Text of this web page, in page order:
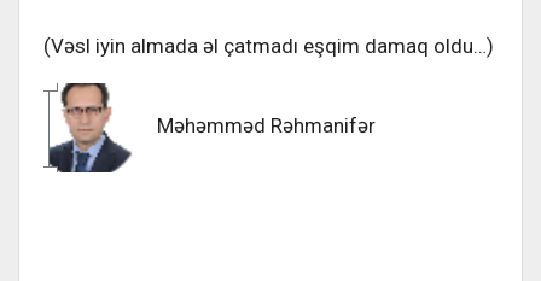
(Vəsl iyin almada əl çatmadı eşqim damaq oldu…)
Məhəmməd Rəhmanifər